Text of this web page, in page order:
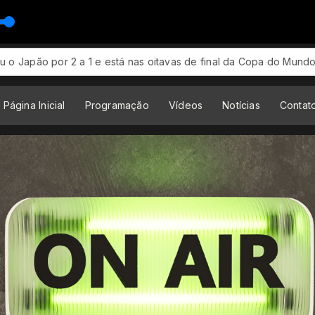
e está nas oitavas de final da Copa do Mundo de 2026! Com
Página Inicial Programação Vídeos Notícias